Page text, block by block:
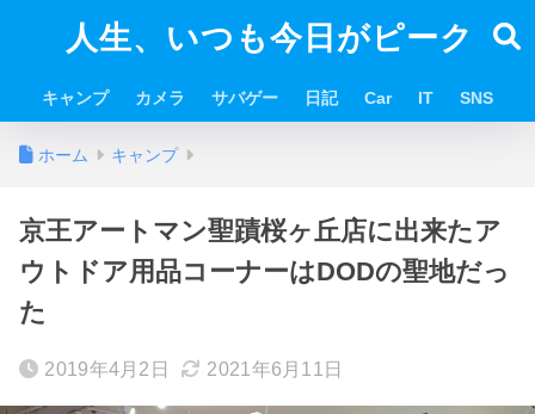
人生、いつも今日がピーク
キャンプ カメラ サバゲー 日記 Car IT SNS
ホーム キャンプ
京王アートマン聖蹟桜ヶ丘店に出来たア
ウトドア用品コーナーはDODの聖地だっ
た
2019年4月2日 2021年6月11日